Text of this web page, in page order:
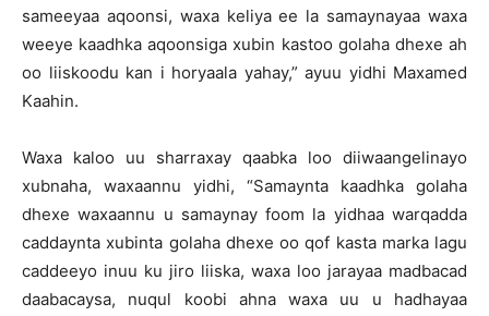
sameeyaa aqoonsi, waxa keliya ee la samaynayaa waxa
weeye kaadhka aqoonsiga xubin kastoo golaha dhexe ah
oo liiskoodu kan i horyaala yahay,” ayuu yidhi Maxamed
Kaahin.
Waxa kaloo uu sharraxay qaabka loo diiwaangelinayo
xubnaha, waxaannu yidhi, “Samaynta kaadhka golaha
dhexe waxaannu u samaynay foom la yidhaa warqadda
caddaynta xubinta golaha dhexe oo qof kasta marka lagu
caddeeyo inuu ku jiro liiska, waxa loo jarayaa madbacad
daabacaysa, nuqul koobi ahna waxa uu u hadhayaa